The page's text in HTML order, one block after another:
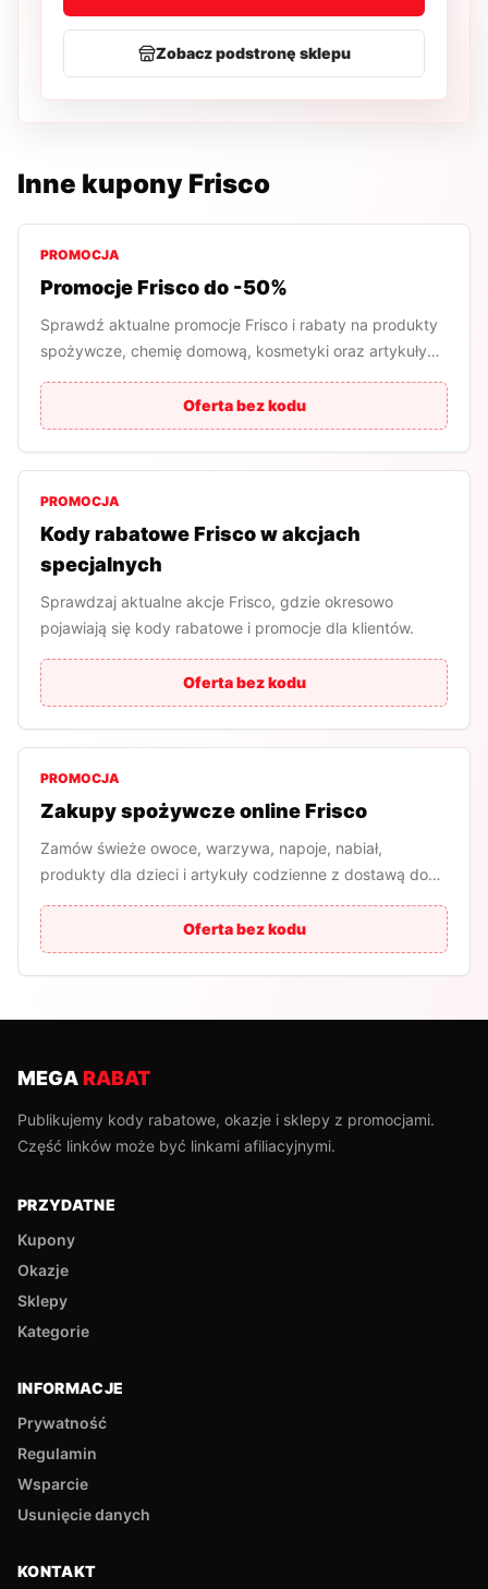
Zobacz podstronę sklepu
Inne kupony Frisco
PROMOCJA
Promocje Frisco do -50%
Sprawdź aktualne promocje Frisco i rabaty na produkty
spożywcze, chemię domową, kosmetyki oraz artykuły
Oferta bez kodu
PROMOCJA
Kody rabatowe Frisco w akcjach
specjalnych
Sprawdzaj aktualne akcje Frisco, gdzie okresowo
pojawiają się kody rabatowe i promocje dla klientów.
Oferta bez kodu
PROMOCJA
Zakupy spożywcze online Frisco
Zamów świeże owoce, warzywa, napoje, nabiał,
produkty dla dzieci i artykuły codzienne z dostawą do
Oferta bez kodu
MEGARABAT
Publikujemy kody rabatowe, okazje i sklepy z promocjami.
Część linków może być linkami afiliacyjnymi.
PRZYDATNE
Kupony
Okazje
Sklepy
Kategorie
INFORMACJE
Prywatność
Regulamin
Wsparcie
Usunięcie danych
KONTAKT